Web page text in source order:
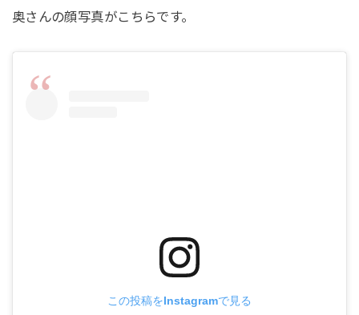
奥さんの顔写真がこちらです。
この投稿をInstagramで見る